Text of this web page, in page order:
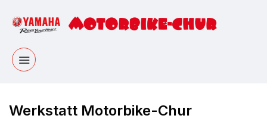
Werkstatt Motorbike-Chur